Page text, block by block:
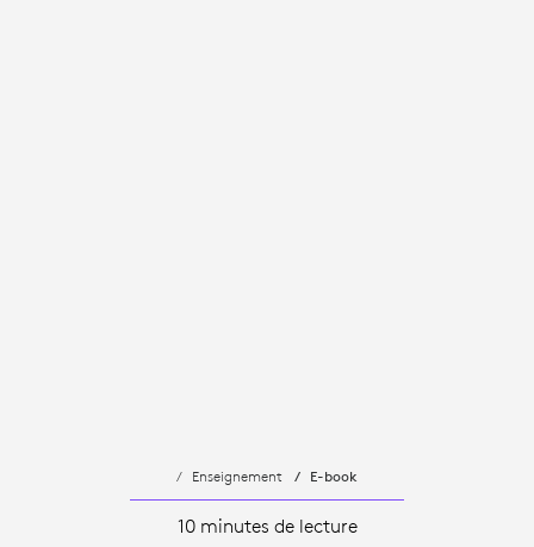
Enseignement E-book
10 minutes de lecture